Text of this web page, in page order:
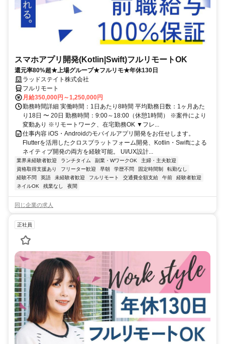
スマホアプリ開発(Kotlin|Swift)フルリモートOK
還元率80%超★上場グループ★フルリモ★年休130日
ラッドステイト株式会社
フルリモート
月給350,000円～1,250,000円
勤務時間詳細 実働時間：1日あたり8時間 平均勤務日数：1ヶ月あた
り18日 〜 20日 勤務時間：9:00～18:00（休憩1時間） ※案件により
変動あり ※リモートワーク、在宅勤務OK ▼フレ...
仕事内容 iOS・Androidのモバイルアプリ開発をお任せします。
Flutterを活用したクロスプラットフォーム開発、Kotlin・Swiftによる
ネイティブ開発の両方を経験可能。 UI/UX設計...
業界未経験者歓迎 ランチタイム 副業・WワークOK
主婦・主夫歓迎
資格取得支援あり
フリーター歓迎 早朝 学歴不問 固定時間制
転勤なし
経験不問
英語 未経験者歓迎 フルリモート 交通費全額支給 午前
経験者歓迎
ネイルOK
残業なし 夜間
同じ企業の求人
正社員